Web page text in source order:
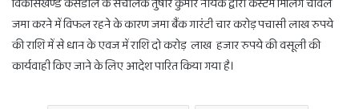
विकासखण्ड कसडोल के संचालक तुषार कुमार नायक द्वारा कस्टम मिलिंग चावल
जमा करने में विफल रहने के कारण जमा बैंक गारंटी चार करोड़ पचासी लाख रुपये
की राशि में से धान के एवज में राशि दो करोड़ लाख हजार रुपये की वसूली की
कार्यवाही किए जाने के लिए आदेश पारित किया गया है।